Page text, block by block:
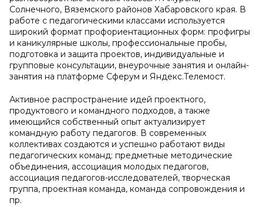
Солнечного, Вяземского районов Хабаровского края. В
работе с педагогическими классами используется
широкий формат профориентационных форм: профигры
и каникулярные школы, профессиональные пробы,
подготовка и защита проектов, индивидуальные и
групповые консультации, внеурочные занятия и онлайн-
занятия на платформе Сферум и Яндекс.Телемост.
Активное распространение идей проектного,
продуктового и командного подходов, а также
имеющийся собственный опыт актуализирует
командную работу педагогов. В современных
коллективах создаются и успешно работают виды
педагогических команд: предметные методические
объединения, ассоциация молодых педагогов,
ассоциация педагогов-исследователей, творческая
группа, проектная команда, команда сопровождения и
пр.